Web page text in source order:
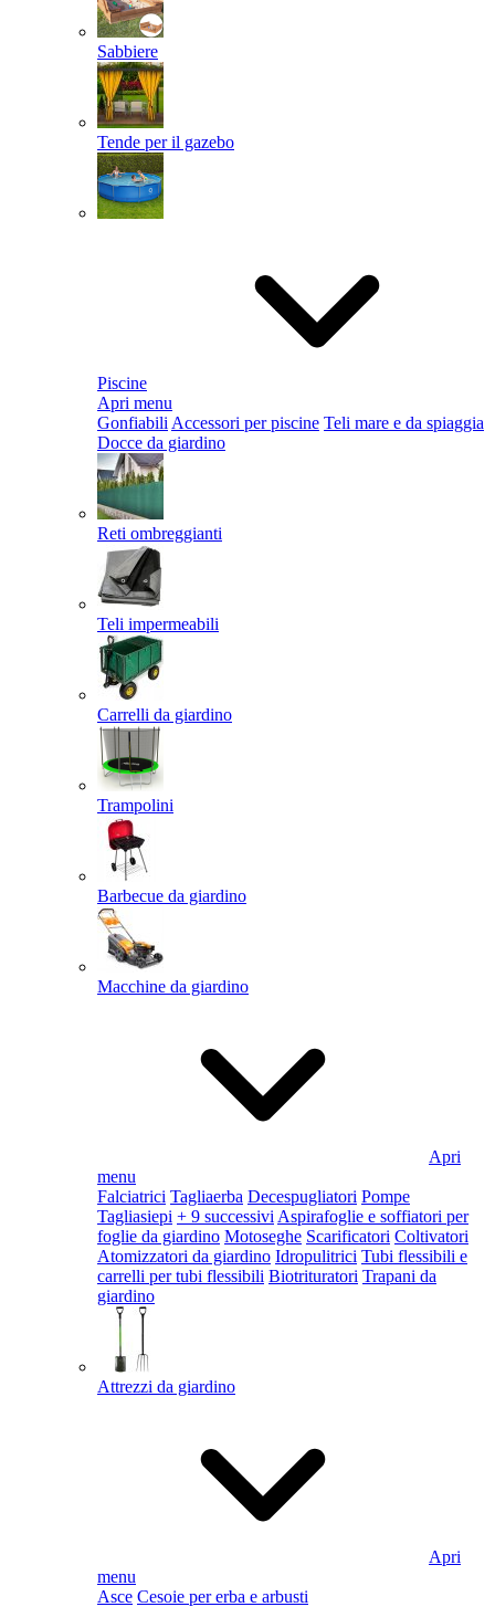
Sabbiere
Tende per il gazebo
Piscine
Apri menu
Gonfiabili Accessori per piscine Teli mare e da spiaggia
Docce da giardino
Reti ombreggianti
Teli impermeabili
Carrelli da giardino
Trampolini
Barbecue da giardino
Macchine da giardino
Apri
menu
Falciatrici Tagliaerba Decespugliatori Pompe
Tagliasiepi + 9 successivi Aspirafoglie e soffiatori per
foglie da giardino Motoseghe Scarificatori Coltivatori
Atomizzatori da giardino Idropulitrici Tubi flessibili e
carrelli per tubi flessibili Biotrituratori Trapani da
giardino
Attrezzi da giardino
Apri
menu
Asce Cesoie per erba e arbusti